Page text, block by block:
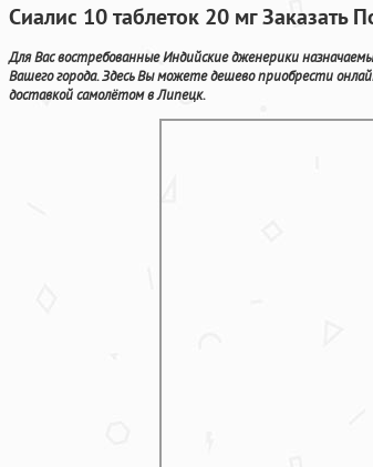
Сиалис 10 таблеток 20 мг Заказать
Для Вас востребованные Индийские дженерики
Вашего города. Здесь Вы можете дешево приобрести
доставкой самолётом в Липецк.